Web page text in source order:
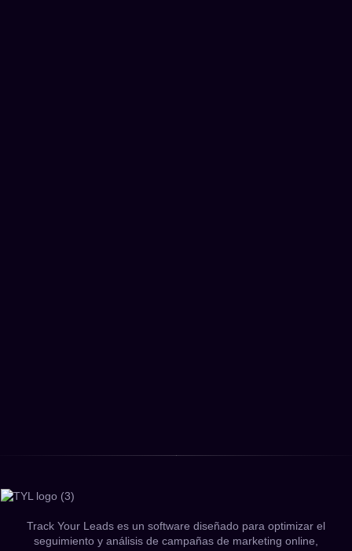
Track Your Leads es un software diseñado para optimizar el
seguimiento y análisis de campañas de marketing online,